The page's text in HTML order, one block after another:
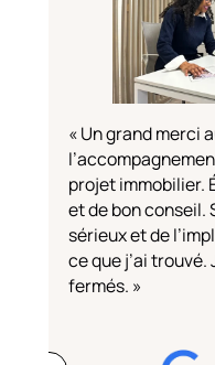
« Un grand merci
projet immobilier.
et de bon conseil.
sérieux et de
ce que j’ai
fermés. »